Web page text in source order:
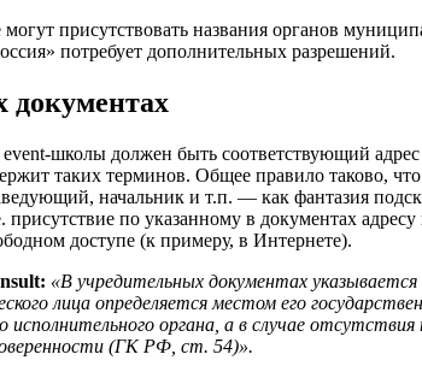
присутствовать названия органов
потребует дополнительных разрешений.
документах
школы должен быть соответствующий
таких терминов. Общее правило таково,
начальник и т.п. — как фантазия
по указанному в документах
доступе (к примеру, в Интернете).
: «В учредительных документах
лица определяется местом его
органа, а в случае
(ГК РФ, ст. 54)».